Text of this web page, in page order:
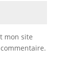
mon site